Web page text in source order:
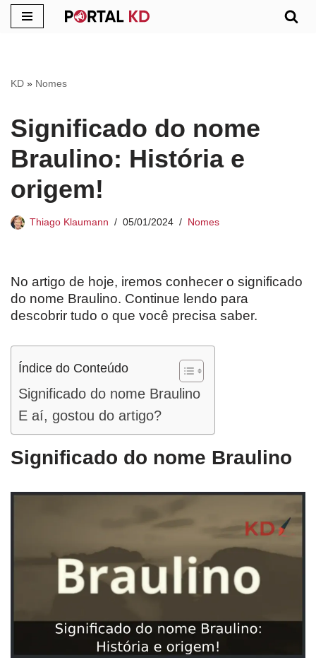
conteúdo
KD » Nomes
Significado do nome
Braulino: História e
origem!
Thiago Klaumann 05/01/2024 Nomes
No artigo de hoje, iremos conhecer o significado
do nome Braulino. Continue lendo para
descobrir tudo o que você precisa saber.
Índice do Conteúdo
Significado do nome Braulino
E aí, gostou do artigo?
Significado do nome Braulino